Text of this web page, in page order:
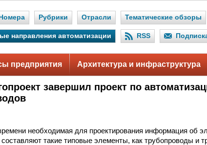
Номера Рубрики Отрасли Тематические обзоры
направления автоматизации RSS
предприятия Архитектура и инфраструктура
завершил проект по
необходимая для проектирования информация об
такие типовые элементы, как трубопроводы и